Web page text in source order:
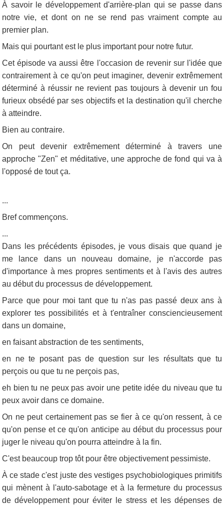
À savoir le développement d'arrière-plan qui se passe dans
notre vie, et dont on ne se rend pas vraiment compte au
premier plan.
Mais qui pourtant est le plus important pour notre futur.
Cet épisode va aussi être l'occasion de revenir sur l'idée que
contrairement à ce qu'on peut imaginer, devenir extrêmement
déterminé à réussir ne revient pas toujours à devenir un fou
furieux obsédé par ses objectifs et la destination qu'il cherche
à atteindre.
Bien au contraire.
On peut devenir extrêmement déterminé à travers une
approche "Zen" et méditative, une approche de fond qui va à
l'opposé de tout ça.
...
Bref commençons.
...
Dans les précédents épisodes, je vous disais que quand je
me lance dans un nouveau domaine, je n'accorde pas
d'importance à mes propres sentiments et à l'avis des autres
au début du processus de développement.
Parce que pour moi tant que tu n'as pas passé deux ans à
explorer tes possibilités et à t'entraîner consciencieusement
dans un domaine,
en faisant abstraction de tes sentiments,
en ne te posant pas de question sur les résultats que tu
perçois ou que tu ne perçois pas,
eh bien tu ne peux pas avoir une petite idée du niveau que tu
peux avoir dans ce domaine.
On ne peut certainement pas se fier à ce qu'on ressent, à ce
qu'on pense et ce qu'on anticipe au début du processus pour
juger le niveau qu'on pourra atteindre à la fin.
C'est beaucoup trop tôt pour être objectivement pessimiste.
À ce stade c'est juste des vestiges psychobiologiques primitifs
qui mènent à l'auto-sabotage et à la fermeture du processus
de développement pour éviter le stress et les dépenses de